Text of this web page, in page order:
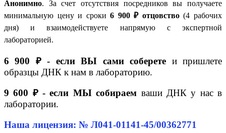
Анонимно. За счет отсутствия посредников вы получаете
минимальную цену и сроки6 900 ₽ отцовство(4 рабочих
дня) и взаимодействуете напрямую с экспертной
лабораторией.
6 900 ₽ - если ВЫ сами соберете и пришлете
образцы ДНК к нам в лабораторию.
9 600 ₽ - если МЫ собираем ваши ДНК у нас в
лаборатории.
Наша лицензия: № Л041-01141-45/00362771